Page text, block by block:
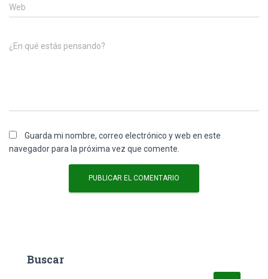
Web
¿En qué estás pensando?
Guarda mi nombre, correo electrónico y web en este
navegador para la próxima vez que comente.
Buscar